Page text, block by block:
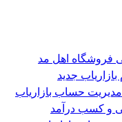
فروشگاه اهل مد
بازاریاب جدید
حساب بازاریاب
و کسب درآمد